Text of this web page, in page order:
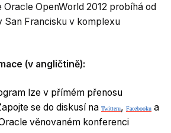
OpenWorld 2012 probíhá od
San Francisku v komplexu
(v angličtině):
lze v přímém přenosu
se do diskusí na Twitteru, Facebooku a
věnovaném konferenci